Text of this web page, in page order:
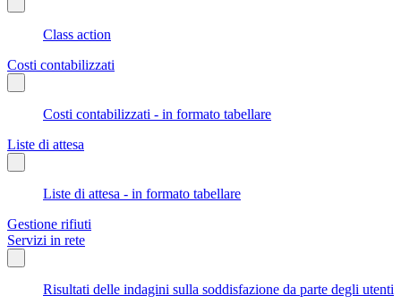
Class action
Costi contabilizzati
Costi contabilizzati - in formato tabellare
Liste di attesa
Liste di attesa - in formato tabellare
Gestione rifiuti
Servizi in rete
Risultati delle indagini sulla soddisfazione da parte degli utenti